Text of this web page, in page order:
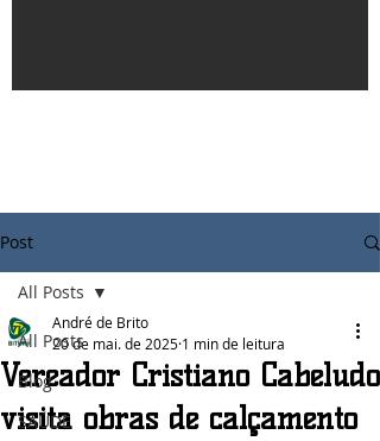
Post
All Posts
Blog
SAÚDE
All Posts
Vereador Cristiano Cabeludo
visita obras de calçamento
André de Brito
20 de mai. de 2025 1 min de leitura